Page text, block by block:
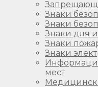
Знаки
Знаки
Знаки для
Знаки
Знаки
мест